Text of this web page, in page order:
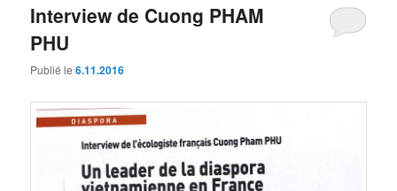
Interview de Cuong PHAM
PHU
Publié le6.11.2016